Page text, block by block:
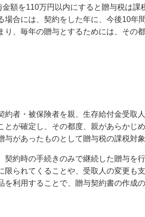
額を110万円以内にすると贈与税は
合には、契約をした年に、今後10
、毎年の贈与とするためには、その
約者・被保険者を親、生存給付金受
が確定し、その都度、親があらかじ
があったものとして贈与税の課税対象
約時の手続きのみで継続した贈与を
られてくることや、受取人の変更も
利用することで、贈与契約書の作成